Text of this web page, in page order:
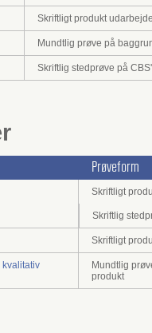
Skriftligt produkt
Mundtlig prøve på
Skriftlig stedprøve på
Prøveform
Skriftligt
Skriftlig
Skriftligt
kvalitativ
Mundtlig
produkt